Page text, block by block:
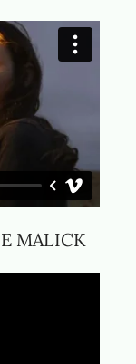
MALICK